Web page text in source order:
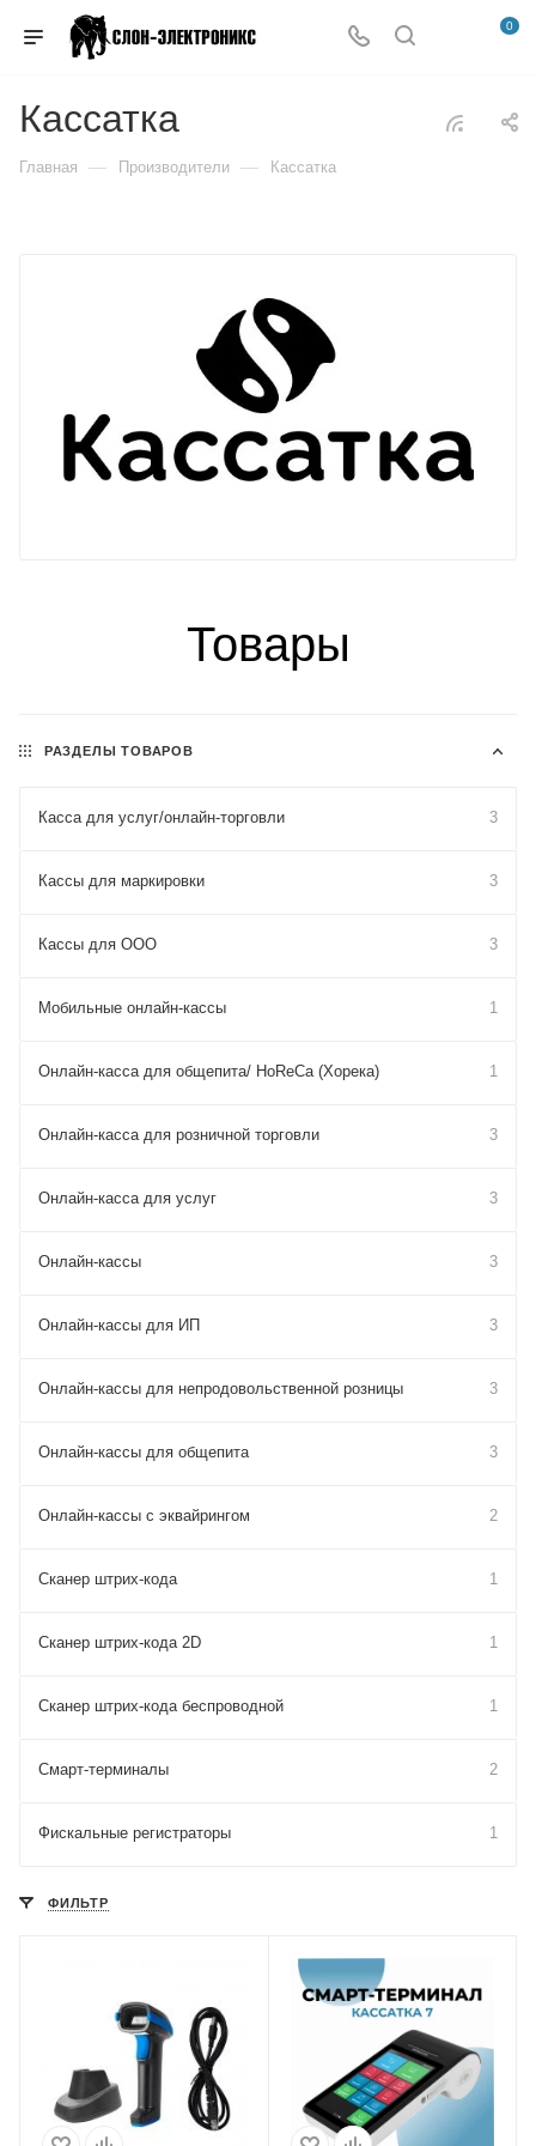
0
Кассатка
Главная — Производители — Кассатка
Товары
РАЗДЕЛЫ ТОВАРОВ
Касса для услуг/онлайн-торговли 3
Кассы для маркировки 3
Кассы для ООО 3
Мобильные онлайн-кассы 1
Онлайн-касса для общепита/ HoReCa (Хорека) 1
Онлайн-касса для розничной торговли 3
Онлайн-касса для услуг 3
Онлайн-кассы 3
Онлайн-кассы для ИП 3
Онлайн-кассы для непродовольственной розницы 3
Онлайн-кассы для общепита 3
Онлайн-кассы с эквайрингом 2
Сканер штрих-кода 1
Сканер штрих-кода 2D 1
Сканер штрих-кода беспроводной 1
Смарт-терминалы 2
Фискальные регистраторы 1
ФИЛЬТР